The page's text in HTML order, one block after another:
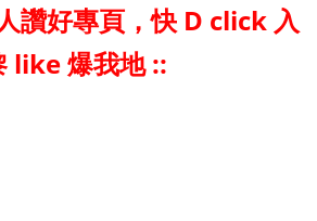
讚好專頁，快 D click 入
like 爆我地 ::